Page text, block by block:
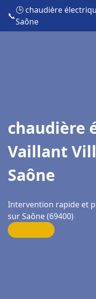
📞
🕒 chaudière
Saône
chaudière
Vaillant
Saône
Intervention rapide et
sur Saône (69400)